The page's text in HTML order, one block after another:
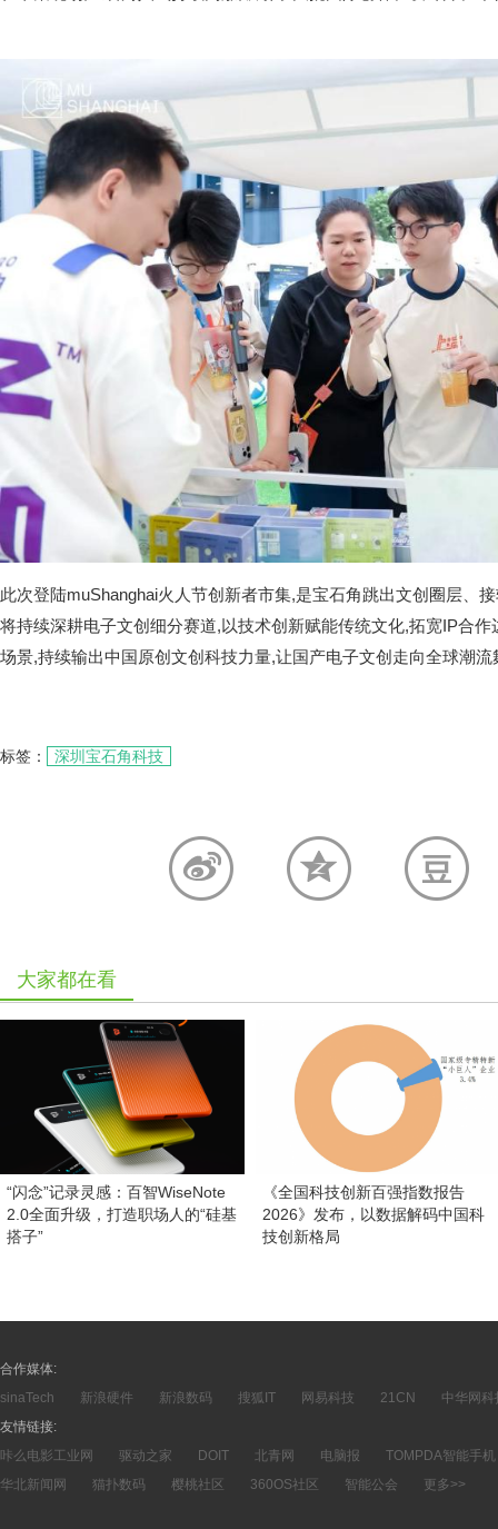
此次登陆muShanghai火人节创新者市集,是宝石角跳出文创圈层、
将持续深耕电子文创细分赛道,以技术创新赋能传统文化,拓宽IP合
场景,持续输出中国原创文创科技力量,让国产电子文创走向全球潮流
标签： 深圳宝石角科技
大家都在看
“闪念”记录灵感：百智WiseNote
2.0全面升级，打造职场人的“硅基
搭子”
《全国科技创新百强指数报告
2026》发布，以数据解码中国科
技创新格局
合作媒体:
sinaTech
新浪硬件 新浪数码 搜狐IT 网易科技 21CN
中华网科
友情链接:
咔么电影工业网
驱动之家 DOIT 北青网 电脑报
TOMPDA智能手机
华北新闻网
猫扑数码 樱桃社区 360OS社区 智能公会 更多>>